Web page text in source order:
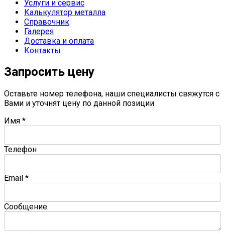
Услуги и сервис
Калькулятор металла
Справочник
Галерея
Доставка и оплата
Контакты
Запросить цену
Оставьте номер телефона, наши специалисты свяжутся с
Вами и уточнят цену по данной позиции
Имя *
Телефон
Email *
Сообщение